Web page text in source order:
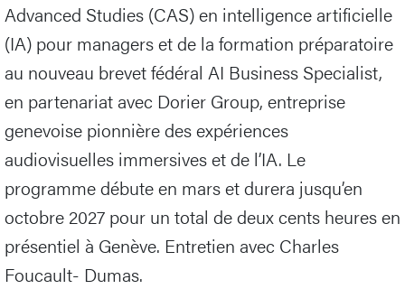
Advanced Studies (CAS) en intelligence artificielle
(IA) pour managers et de la formation préparatoire
au nouveau brevet fédéral AI Business Specialist,
en partenariat avec Dorier Group, entreprise
genevoise pionnière des expériences
audiovisuelles immersives et de l’IA. Le
programme débute en mars et durera jusqu’en
octobre 2027 pour un total de deux cents heures en
présentiel à Genève. Entretien avec Charles
Foucault- Dumas.